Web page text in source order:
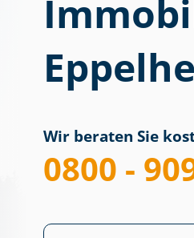
Wir beraten Sie
0800 -